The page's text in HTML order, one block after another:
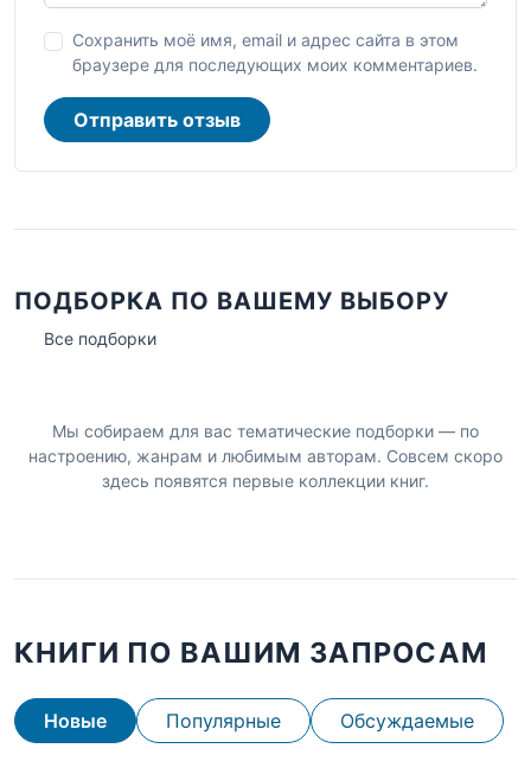
Сохранить моё имя, email и адрес сайта в этом
браузере для последующих моих комментариев.
Отправить отзыв
ПОДБОРКА ПО ВАШЕМУ ВЫБОРУ
Все подборки
Мы собираем для вас тематические подборки — по
настроению, жанрам и любимым авторам. Совсем скоро
здесь появятся первые коллекции книг.
КНИГИ ПО ВАШИМ ЗАПРОСАМ
Новые Популярные Обсуждаемые